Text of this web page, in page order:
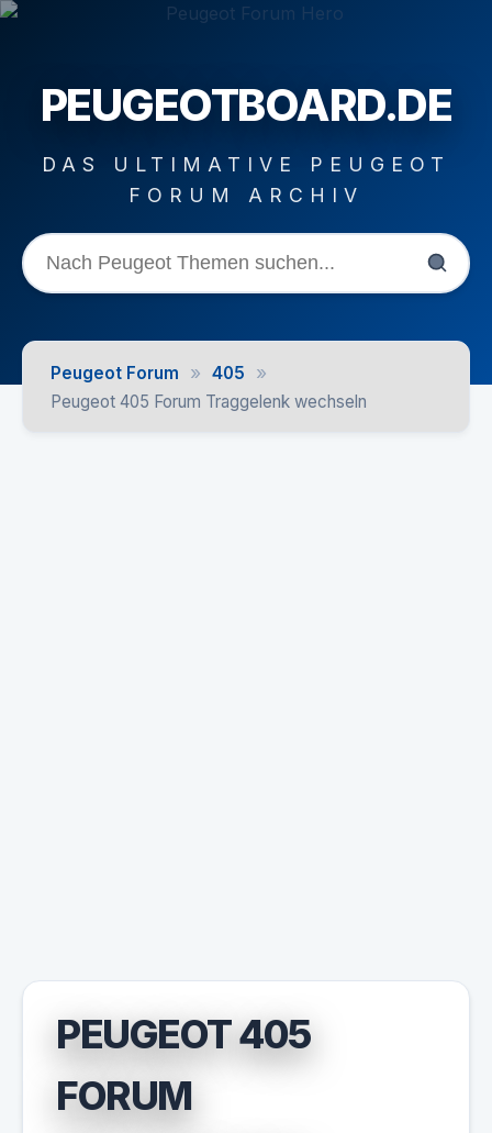
PEUGEOTBOARD.DE
DAS ULTIMATIVE PEUGEOT
FORUM ARCHIV
Peugeot Forum » 405 »
Peugeot 405 Forum Traggelenk wechseln
PEUGEOT 405
FORUM